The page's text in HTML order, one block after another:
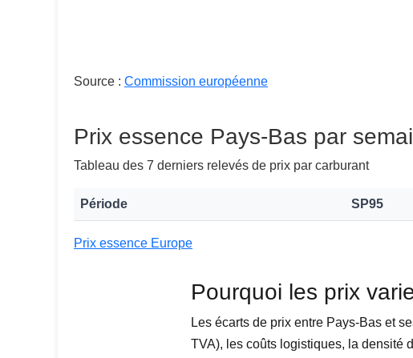
Source : Commission européenne
Prix essence Pays-Bas par
Tableau des 7 derniers relevés de prix par carburant
Période SP95
Prix essence Europe
Pourquoi les prix
Les écarts de prix entre Pays-Bas et
TVA), les coûts logistiques, la densité